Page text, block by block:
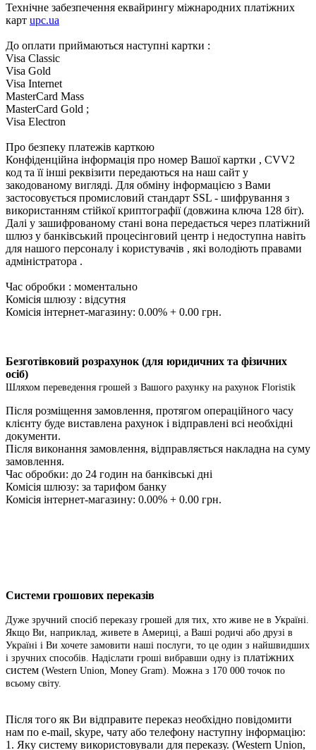
Технічне забезпечення еквайрингу міжнародних платіжних
карт upc.ua
До оплати приймаються наступні картки :
Visa Classic
Visa Gold
Visa Internet
MasterCard Mass
MasterCard Gold ;
Visa Electron
Про безпеку платежів карткою
Конфіденційна інформація про номер Вашої картки , CVV2
код та її інші реквізити передаються на наш сайт у
закодованому вигляді. Для обміну інформацією з Вами
застосовується промисловий стандарт SSL - шифрування з
використанням стійкої криптографії (довжина ключа 128 біт).
Далі у зашифрованому стані вона передається через платіжний
шлюз у банківський процесінговий центр і недоступна навіть
для нашого персоналу і користувачів , які володіють правами
адміністратора .
Час обробки : моментально
Комісія шлюзу : відсутня
Комісія інтернет-магазину: 0.00% + 0.00 грн.
Безготівковий розрахунок (для юридичних та фізичних
осіб)
Шляхом переведення грошей з Вашого рахунку на рахунок Floristik
Після розміщення замовлення, протягом операційного часу
клієнту буде виставлена ​​рахунок і відправлені всі необхідні
документи.
Після виконання замовлення, відправляється накладна на суму
замовлення.
Час обробки: до 24 годин на банківські дні
Комісія шлюзу: за тарифом банку
Комісія інтернет-магазину: 0.00% + 0.00 грн.
Системи грошових переказів
Дуже зручний спосіб переказу грошей для тих, хто живе не в Україні.
Якщо Ви, наприклад, живете в Америці, а Ваші родичі або друзі в
Україні і Ви хочете замовити наші послуги, то це один з найшвидших
і зручних способів. Надіслати гроші вибравши одну із платіжних
систем (Western Union, Money Gram). Можна з 170 000 точок по
всьому світу.
Після того як Ви відправите переказ необхідно повідомити
нам по e-mail, skype, чату або телефону наступну інформацію:
1. Яку систему використовували для переказу. (Western Union,